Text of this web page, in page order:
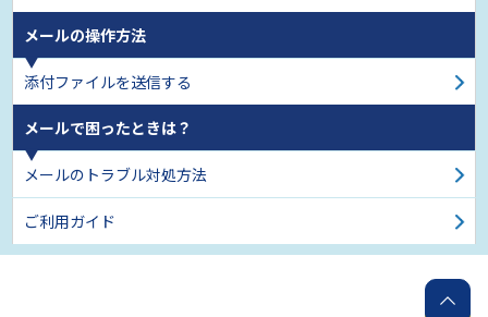
メールの操作方法
添付ファイルを送信する
メールで困ったときは？
メールのトラブル対処方法
ご利用ガイド